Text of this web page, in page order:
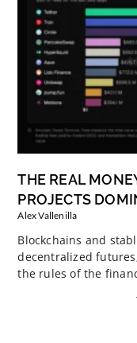
THE REAL
PROJECTS
Alex Vallenilla
Blockchains and
decentralized
the rules of the